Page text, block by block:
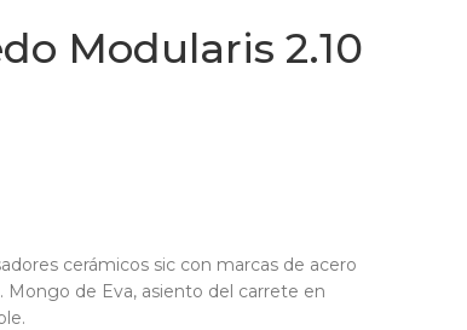
Modularis 2.10
cerámicos sic con marcas de acero
Mongo de Eva, asiento del carrete en